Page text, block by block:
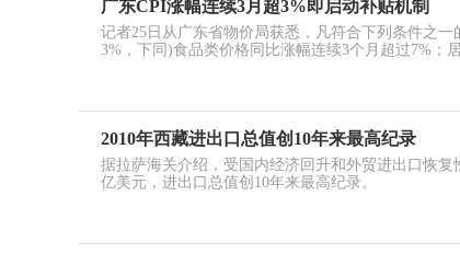
广东CPI涨幅连续3月超3%即启动补贴机制
记者25日从广东省物价局获悉，凡符合下列条件之
3%，下同)食品类价格同比涨幅连续3个月超过7%；
2010年西藏进出口总值创10年来最高纪录
据拉萨海关介绍，受国内经济回升和外贸进出口恢
亿美元，进出口总值创10年来最高纪录。